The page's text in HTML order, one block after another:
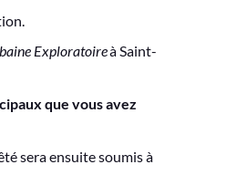
Exploratoireà Saint-
que vous avez
sera ensuite soumis à